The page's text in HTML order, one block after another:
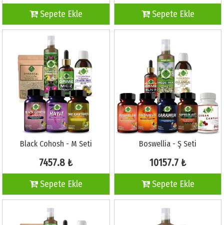
Sepete Ekle Sepete Ekle
Black Cohosh - M Seti
7457.8 ₺
Sepete Ekle
Boswellia - Ş Seti
10157.7 ₺
Sepete Ekle